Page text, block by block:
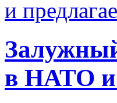
в НАТО и